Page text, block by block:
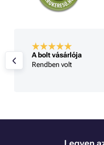
A bolt vásárlója
Rendben volt